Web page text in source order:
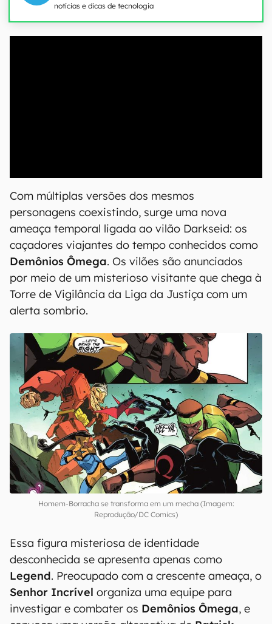
notícias e dicas de tecnologia
Com múltiplas versões dos mesmos
personagens coexistindo, surge uma nova
ameaça temporal ligada ao vilão Darkseid: os
caçadores viajantes do tempo conhecidos como
Demônios Ômega. Os vilões são anunciados
por meio de um misterioso visitante que chega à
Torre de Vigilância da Liga da Justiça com um
alerta sombrio.
Homem-Borracha se transforma em um mecha (Imagem:
Reprodução/DC Comics)
Essa figura misteriosa de identidade
desconhecida se apresenta apenas como
Legend. Preocupado com a crescente ameaça, o
Senhor Incrível organiza uma equipe para
investigar e combater os Demônios Ômega, e